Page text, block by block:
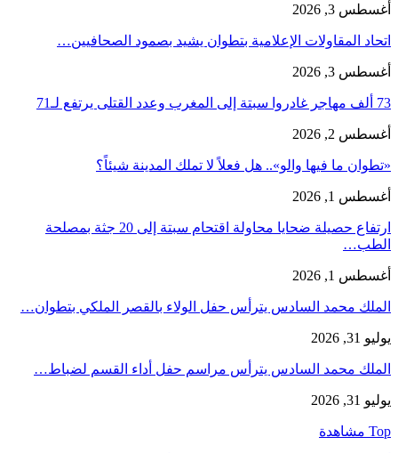
أغسطس 3, 2026
اتحاد المقاولات الإعلامية بتطوان يشيد بصمود الصحافيين…
أغسطس 3, 2026
73 ألف مهاجر غادروا سبتة إلى المغرب وعدد القتلى يرتفع لـ71
أغسطس 2, 2026
«تطوان ما فيها والو».. هل فعلاً لا تملك المدينة شيئاً؟
أغسطس 1, 2026
ارتفاع حصيلة ضحايا محاولة اقتحام سبتة إلى 20 جثة بمصلحة
الطب…
أغسطس 1, 2026
الملك محمد السادس يترأس حفل الولاء بالقصر الملكي بتطوان…
يوليو 31, 2026
الملك محمد السادس يترأس مراسم حفل أداء القسم لضباط…
يوليو 31, 2026
Top مشاهدة